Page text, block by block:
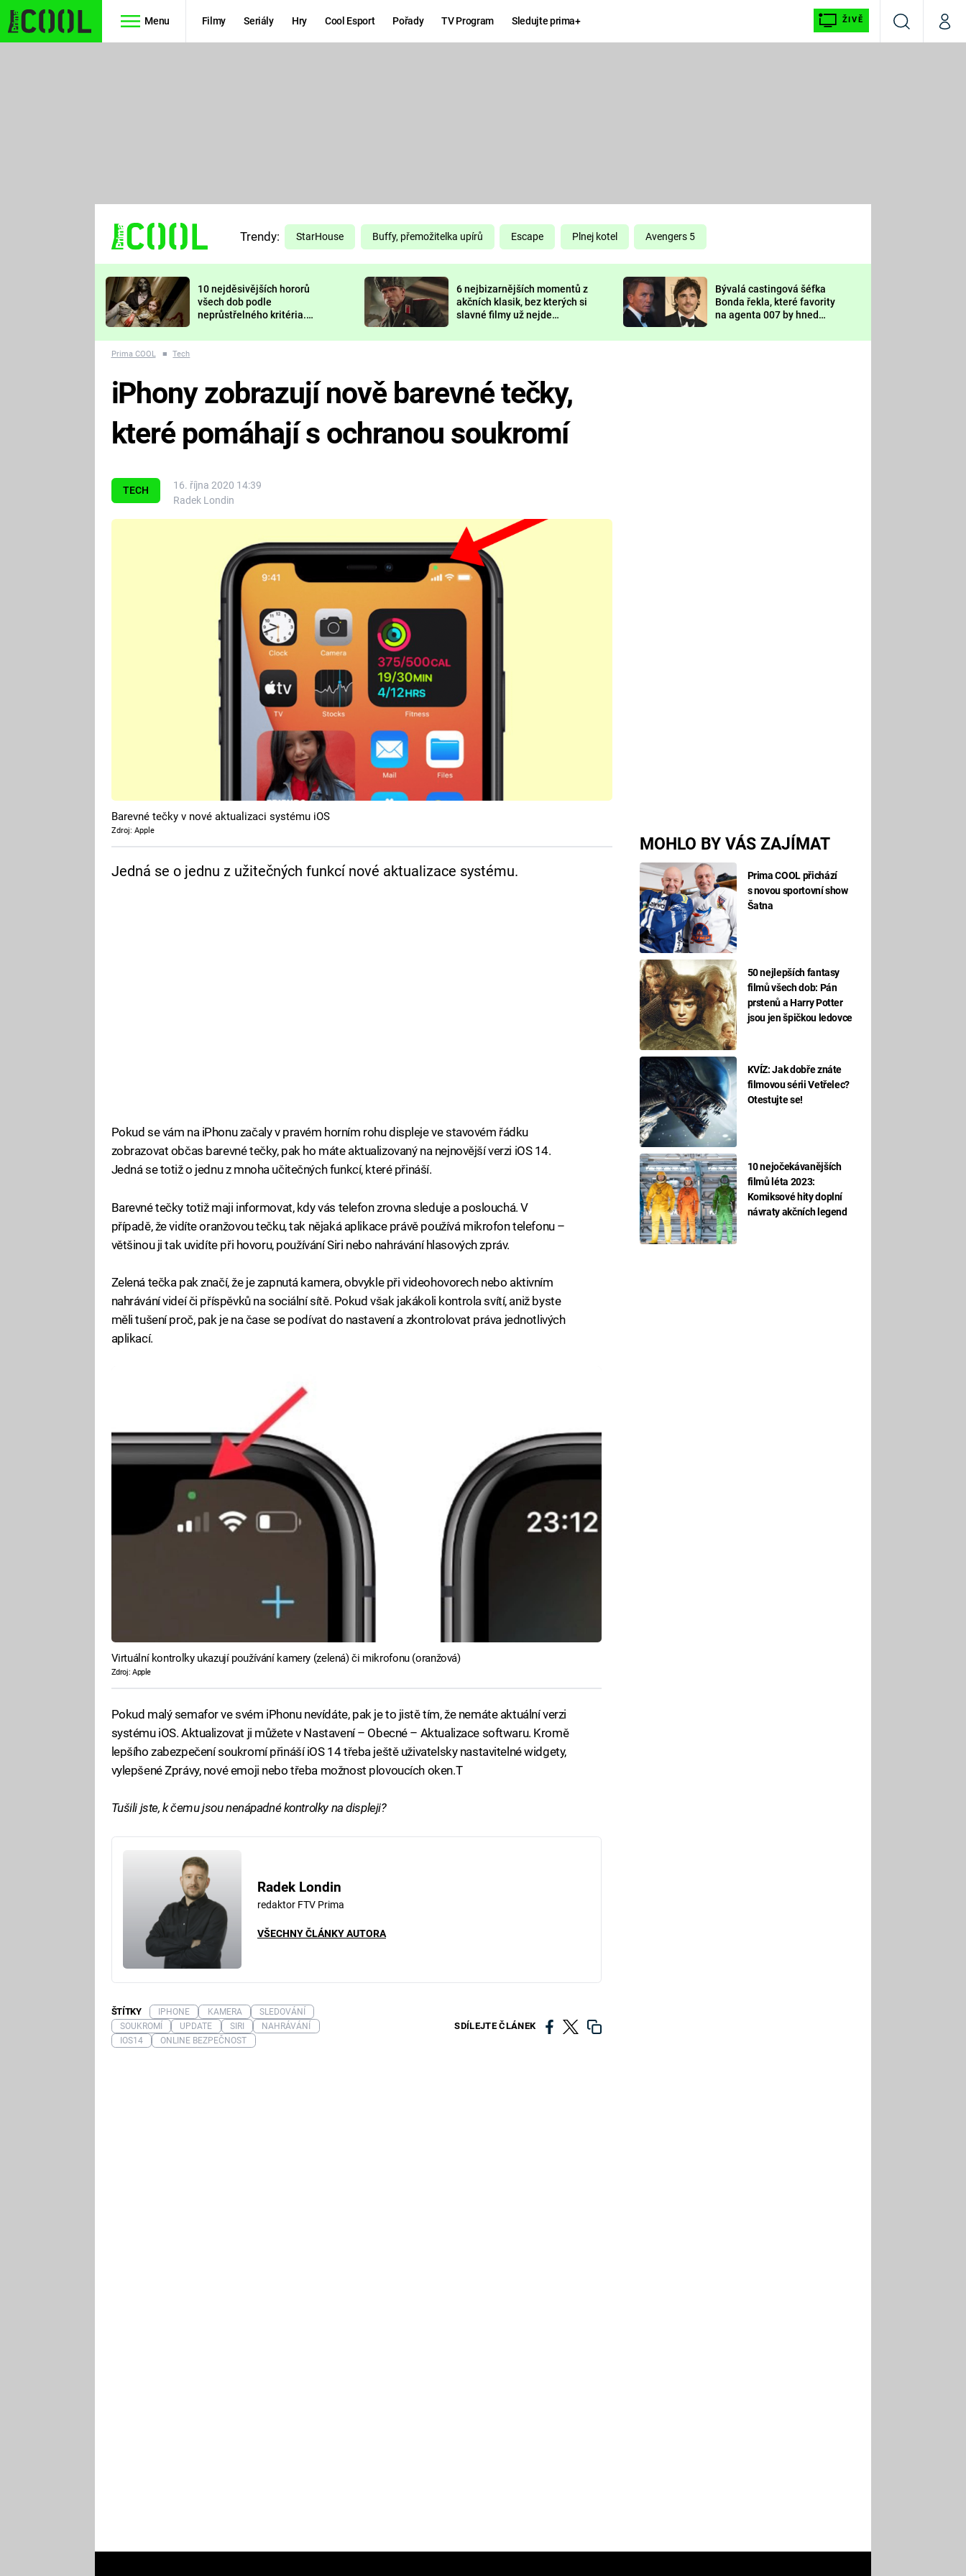
Menu Filmy Seriály Hry Cool Esport Pořady TV Program Sledujte prima+ ŽIVĚ
VyhledáváníMůj
TŘESKU
FUTURAMA
PREDÁTOR
DELIVERANCE
KOMEDIE
CHUCK
NORRIS
DEADPOOL
Prima LAJK
Sledujte nás
Trendy: StarHouse Buffy, přemožitelka upírů Escape Plnej kotel Avengers 5
10 nejděsivějších hororů
všech dob podle
neprůstřelného kritéria.
nejvíc zvednou tep?
6 nejbizarnějších momentů z
akčních klasik, bez kterých si
slavné filmy už nejde
Bývalá castingová šéfka
Bonda řekla, které favority
na agenta 007 by hned
Prima COOL ■ Tech
TECH
16. října 2020 14:39
Radek Londin
MOHLO BY VÁS ZAJÍMAT
Prima COOL přichází
s novou sportovní show
Šatna
50 nejlepších fantasy
filmů všech dob: Pán
prstenů a Harry Potter
jsou jen špičkou ledovce
KVÍZ: Jak dobře znáte
filmovou sérii Vetřelec?
Otestujte se!
10 nejočekávanějších
filmů léta 2023:
Komiksové hity doplní
návraty akčních legend
iPhony zobrazují nově barevné tečky,
které pomáhají s ochranou soukromí
Barevné tečky v nové aktualizaci systému iOS
Zdroj: Apple
Jedná se o jednu z užitečných funkcí nové aktualizace systému.
Pokud se vám na iPhonu začaly v pravém horním rohu displeje ve stavovém řádku
zobrazovat občas barevné tečky, pak ho máte aktualizovaný na nejnovější verzi iOS 14.
Jedná se totiž o jednu z mnoha učitečných funkcí, které přináší.
Barevné tečky totiž maji informovat, kdy vás telefon zrovna sleduje a poslouchá. V
případě, že vidíte oranžovou tečku, tak nějaká aplikace právě používá mikrofon telefonu –
většinou ji tak uvidíte při hovoru, používání Siri nebo nahrávání hlasových zpráv.
Zelená tečka pak značí, že je zapnutá kamera, obvykle při videohovorech nebo aktivním
nahrávání videí či příspěvků na sociální sítě. Pokud však jakákoli kontrola svítí, aniž byste
měli tušení proč, pak je na čase se podívat do nastavení a zkontrolovat práva jednotlivých
aplikací.
Virtuální kontrolky ukazují používání kamery (zelená) či mikrofonu (oranžová)
Zdroj: Apple
Pokud malý semafor ve svém iPhonu nevídáte, pak je to jistě tím, že nemáte aktuální verzi
systému iOS. Aktualizovat ji můžete v Nastavení – Obecné – Aktualizace softwaru. Kromě
lepšího zabezpečení soukromí přináší iOS 14 třeba ještě uživatelsky nastavitelné widgety,
vylepšené Zprávy, nové emoji nebo třeba možnost plovoucích oken.T
Tušili jste, k čemu jsou nenápadné kontrolky na displeji?
Radek Londin
redaktor FTV Prima
VŠECHNY ČLÁNKY AUTORA
SDÍLEJTE ČLÁNEK
ŠTÍTKY IPHONE KAMERA
SLEDOVÁNÍ
SOUKROMÍ
UPDATE SIRI
NAHRÁVÁNÍ
IOS14
ONLINE BEZPEČNOST